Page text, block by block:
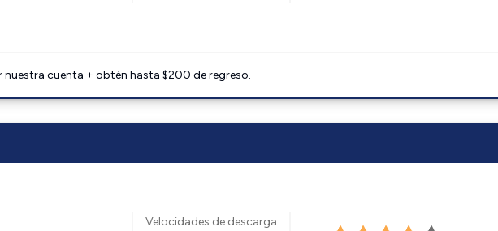
nuestra cuenta + obtén hasta $200 de regreso.
Velocidades de descarga